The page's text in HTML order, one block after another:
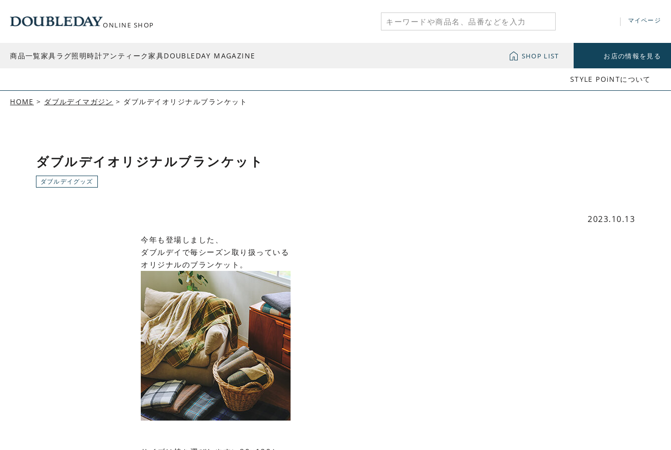
ONLINE SHOP
マイページ
商品一覧家具ラグ照明時計アンティーク家具DOUBLEDAY MAGAZINE SHOP LIST お店の情報を見る
STYLE POiNTについて
HOME ダブルデイマガジン ダブルデイオリジナルブランケット
ダブルデイオリジナルブランケット
ダブルデイグッズ
2023.10.13
今年も登場しました、
ダブルデイで毎シーズン取り扱っている
オリジナルのブランケット。